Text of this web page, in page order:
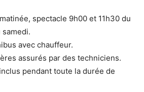
spectacle 9h00 et 11h30 du
avec chauffeur.
assurés par des techniciens.
pendant toute la durée de